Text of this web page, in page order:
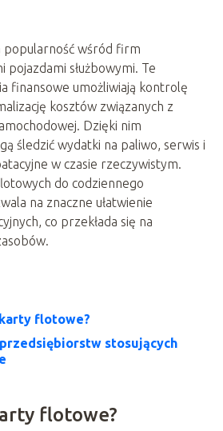
popularność wśród firm
pojazdami służbowymi. Te
finansowe umożliwiają kontrolę
kosztów związanych z
Dzięki nim
śledzić wydatki na paliwo, serwis i
w czasie rzeczywistym.
do codziennego
na znaczne ułatwienie
co przekłada się na
flotowe?
stosujących
flotowe?